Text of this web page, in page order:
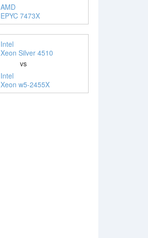
AMD
EPYC 7473X
Intel
Xeon Silver 4510
vs
Intel
Xeon w5-2455X